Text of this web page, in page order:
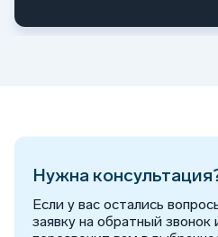
Нужна
Если у вас остались
заявку на обратный